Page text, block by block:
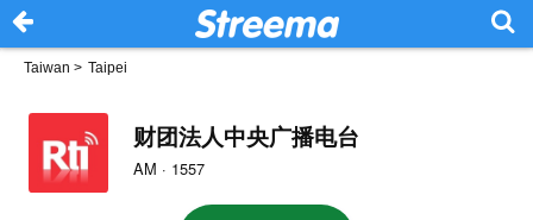
Taiwan > Taipei
财团法人中央广播电台
AM · 1557